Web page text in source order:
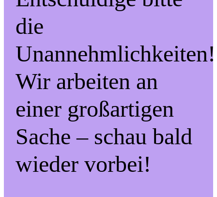
die
Unannehmlichkeiten!
Wir arbeiten an
einer großartigen
Sache – schau bald
wieder vorbei!